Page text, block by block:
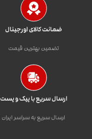
ضمانت کالای اورجینال
تضمین بهترین قیمت
ارسال سریع با پیک و پست
ارسال سریع به سراسر ایران